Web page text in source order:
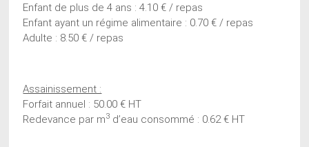
Enfant de plus de 4 ans : 4.10 € / repas
Enfant ayant un régime alimentaire : 0.70 € / repas
Adulte : 8.50 € / repas
Assainissement :
Forfait annuel : 50.00 € HT
Redevance par m3 d’eau consommé : 0.62 € HT